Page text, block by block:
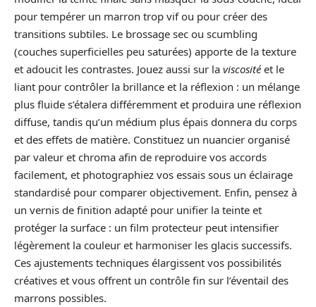
pour tempérer un marron trop vif ou pour créer des
transitions subtiles. Le brossage sec ou scumbling
(couches superficielles peu saturées) apporte de la texture
et adoucit les contrastes. Jouez aussi sur la viscositéet le
liant pour contrôler la brillance et la réflexion : un mélange
plus fluide s’étalera différemment et produira une réflexion
diffuse, tandis qu’un médium plus épais donnera du corps
et des effets de matière. Constituez un nuancier organisé
par valeur et chroma afin de reproduire vos accords
facilement, et photographiez vos essais sous un éclairage
standardisé pour comparer objectivement. Enfin, pensez à
un vernis de finition adapté pour unifier la teinte et
protéger la surface : un film protecteur peut intensifier
légèrement la couleur et harmoniser les glacis successifs.
Ces ajustements techniques élargissent vos possibilités
créatives et vous offrent un contrôle fin sur l’éventail des
marrons possibles.